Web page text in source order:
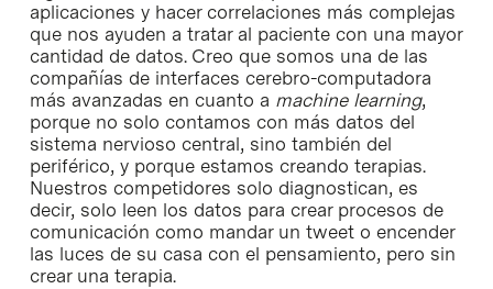
aplicaciones y hacer correlaciones más complejas
que nos ayuden a tratar al paciente con una mayor
cantidad de datos. Creo que somos una de las
compañías de interfaces cerebro-computadora
más avanzadas en cuanto a machine learning,
porque no solo contamos con más datos del
sistema nervioso central, sino también del
periférico, y porque estamos creando terapias.
Nuestros competidores solo diagnostican, es
decir, solo leen los datos para crear procesos de
comunicación como mandar un tweet o encender
las luces de su casa con el pensamiento, pero sin
crear una terapia.